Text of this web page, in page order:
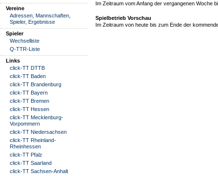
Vereine
Adressen, Mannschaften,
Spieler, Ergebnisse
Spieler
Wechselliste
Q-TTR-Liste
Links
click-TT DTTB
click-TT Baden
click-TT Brandenburg
click-TT Bayern
click-TT Bremen
click-TT Hessen
click-TT Mecklenburg-
Vorpommern
click-TT Niedersachsen
click-TT Rheinland-
Rheinhessen
click-TT Pfalz
click-TT Saarland
click-TT Sachsen-Anhalt
Im Zeitraum vom Anfang der vergangenen Woche
Spielbetrieb Vorschau
Im Zeitraum von heute bis zum Ende der